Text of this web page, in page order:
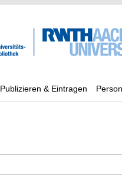
Publizieren & Eintragen